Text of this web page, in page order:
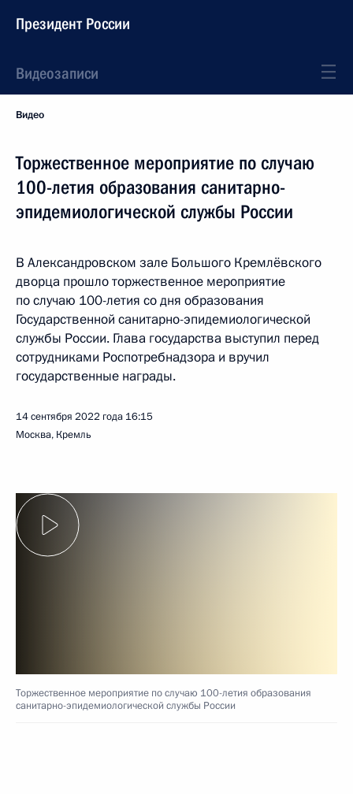
Президент России
Видеозаписи
Видео
Торжественное мероприятие по случаю
100-летия образования санитарно-
эпидемиологической службы России
В Александровском зале Большого Кремлёвского
дворца прошло торжественное мероприятие
по случаю 100-летия со дня образования
Государственной санитарно-эпидемиологической
службы России. Глава государства выступил перед
сотрудниками Роспотребнадзора и вручил
государственные награды.
14 сентября 2022 года 16:15
Москва, Кремль
Торжественное мероприятие по случаю 100-летия образования
санитарно-эпидемиологической службы России